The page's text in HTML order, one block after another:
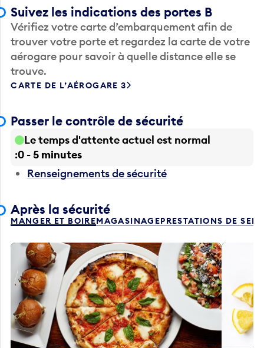
Suivez les indications des portes B
Vérifiez votre carte d’embarquement afin de
trouver votre porte et regardez la carte de votre
aérogare pour savoir à quelle distance elle se
trouve.
CARTE DE L’AÉROGARE 3
Passer le contrôle de sécurité
Le temps d'attente actuel est normal
0 - 5 minutes
Renseignements de sécurité
Après la sécurité
MANGER ET BOIREMAGASINAGEPRESTATIONS DE